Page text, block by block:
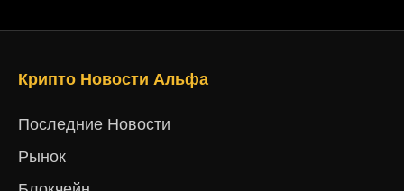
Крипто Новости Альфа
Последние Новости
Рынок